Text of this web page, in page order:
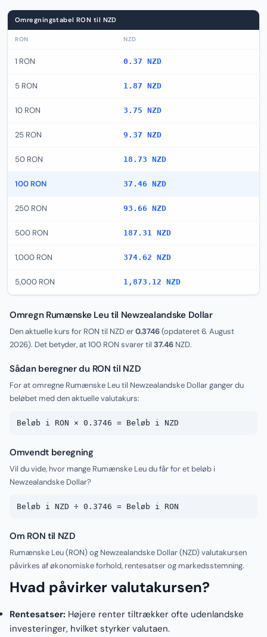
Omregningstabel RON til NZD
RON NZD
1 RON 0.37 NZD
5 RON 1.87 NZD
10 RON 3.75 NZD
25 RON 9.37 NZD
50 RON 18.73 NZD
100 RON 37.46 NZD
250 RON 93.66 NZD
500 RON 187.31 NZD
1,000 RON 374.62 NZD
5,000 RON 1,873.12 NZD
Omregn Rumænske Leu til Newzealandske Dollar
Den aktuelle kurs for RON til NZD er0.3746(opdateret6. August
2026). Det betyder, at 100 RON svarer til 37.46 NZD.
Sådan beregner du RON til NZD
For at omregne Rumænske Leu til Newzealandske Dollar ganger du
beløbet med den aktuelle valutakurs:
Beløb i RON × 0.3746 = Beløb i NZD
Omvendt beregning
Vil du vide, hvor mange Rumænske Leu du får for et beløb i
Newzealandske Dollar?
Beløb i NZD ÷ 0.3746 = Beløb i RON
Om RON til NZD
Rumænske Leu (RON) og Newzealandske Dollar (NZD) valutakursen
påvirkes af økonomiske forhold, rentesatser og markedsstemning.
Hvad påvirker valutakursen?
Rentesatser: Højere renter tiltrækker ofte udenlandske
investeringer, hvilket styrker valutaen.